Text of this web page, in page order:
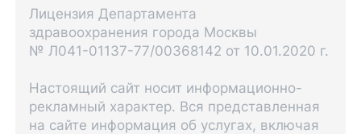
Лицензия Департамента
здравоохранения города Москвы
№ Л041-01137-77/00368142 от 10.01.2020 г.
Настоящий сайт носит информационно-
рекламный характер. Вся представленная
на сайте информация об услугах, включая